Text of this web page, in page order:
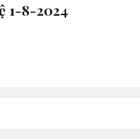
1-8-2024